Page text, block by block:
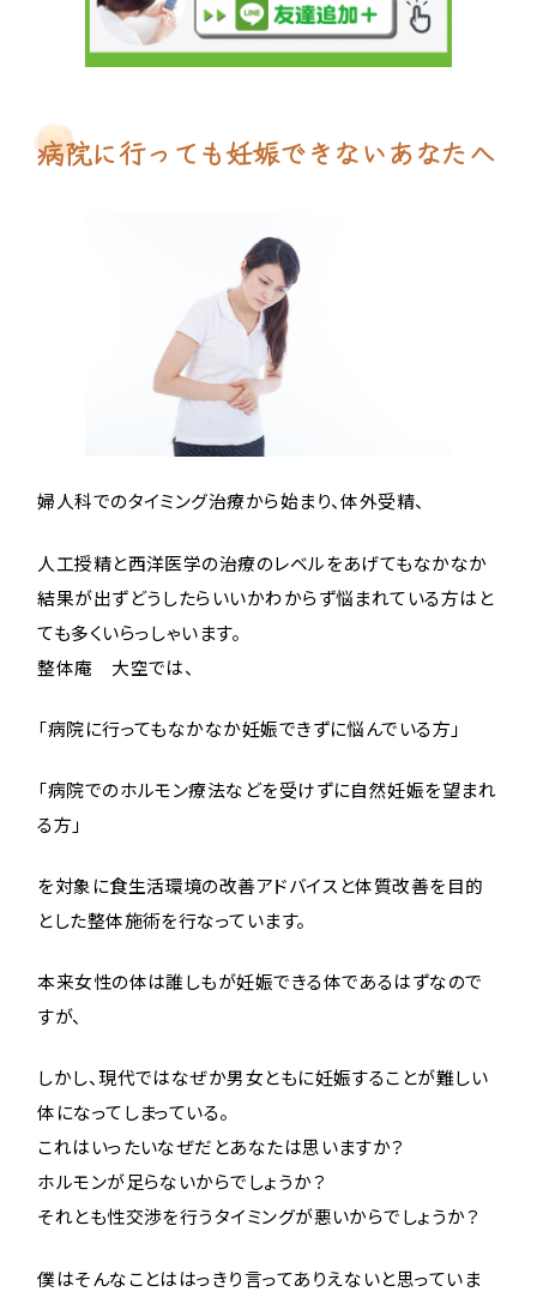
病院に行っても妊娠できないあなたへ
婦人科でのタイミング治療から始まり、体外受精、
人工授精と西洋医学の治療のレベルをあげてもなかなか
結果が出ずどうしたらいいかわからず悩まれている方はと
ても多くいらっしゃいます。
整体庵 大空では、
「病院に行ってもなかなか妊娠できずに悩んでいる方」
「病院でのホルモン療法などを受けずに自然妊娠を望まれ
る方」
を対象に食生活環境の改善アドバイスと体質改善を目的
とした整体施術を行なっています。
本来女性の体は誰しもが妊娠できる体であるはずなので
すが、
しかし、現代ではなぜか男女ともに妊娠することが難しい
体になってしまっている。
これはいったいなぜだとあなたは思いますか？
ホルモンが足らないからでしょうか？
それとも性交渉を行うタイミングが悪いからでしょうか？
僕はそんなことははっきり言ってありえないと思っていま